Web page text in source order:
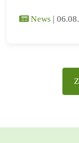
News |